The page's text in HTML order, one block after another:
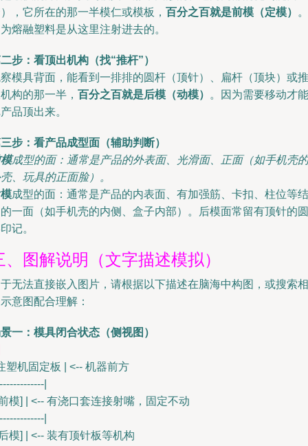
，它所在的那一半模仁或模板， 百分之百就是前模（定模）
。
熔融塑料是从这里注射进去的。
步：看顶出机构（找“推杆”）
模具背面，能看到一排排的圆杆（顶针）、扁杆（顶块）或推
构的那一半， 百分之百就是后模（动模）
。因为需要移动才能
品顶出来。
步：看产品成型面（辅助判断）
成型的面：通常是产品的外表面、光滑面、正面（如手机壳的
、玩具的正面脸）。
成型的面：通常是产品的内表面、有加强筋、卡扣、柱位等结
一面（如手机壳的内侧、盒子内部）。后模面常留有顶针的圆
记。
、图解说明（文字描述模拟）
无法直接嵌入图片，请根据以下描述在脑海中构图，或搜索相
意图配合理解：
一：模具闭合状态（侧视图）
塑机固定板 | <-- 机器前方
|
模] | <-- 有浇口套连接射嘴，固定不动
|
模] | <-- 装有顶针板等机构